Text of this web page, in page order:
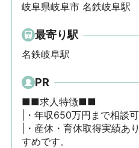
岐阜県岐阜市 名鉄岐阜駅
最寄り駅
名鉄岐阜駅
PR
■■求人特徴■■
|・年収650万円まで相談可
|・産休・育休取得実績あ
すめです。